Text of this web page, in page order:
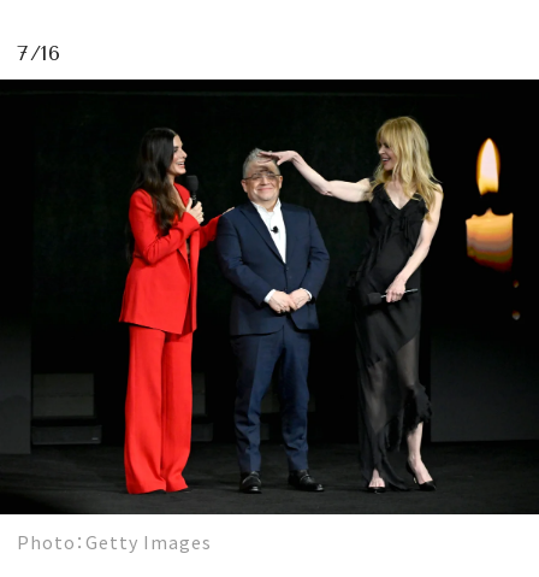
7/16
Photo：Getty Images